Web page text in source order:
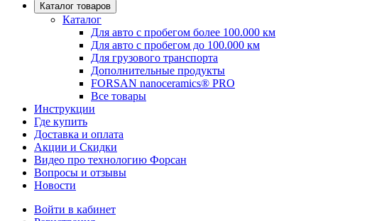
Каталог товаров
Каталог
Для авто с пробегом более 100.000 км
Для авто с пробегом до 100.000 км
Для грузового транспорта
Дополнительные продукты
FORSAN nanoceramics® PRO
Все товары
Инструкции
Где купить
Доставка и оплата
Акции и Скидки
Видео про технологию Форсан
Вопросы и отзывы
Новости
Войти в кабинет